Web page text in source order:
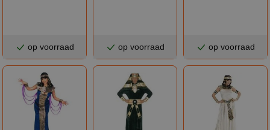
op voorraad op voorraad op voorraad